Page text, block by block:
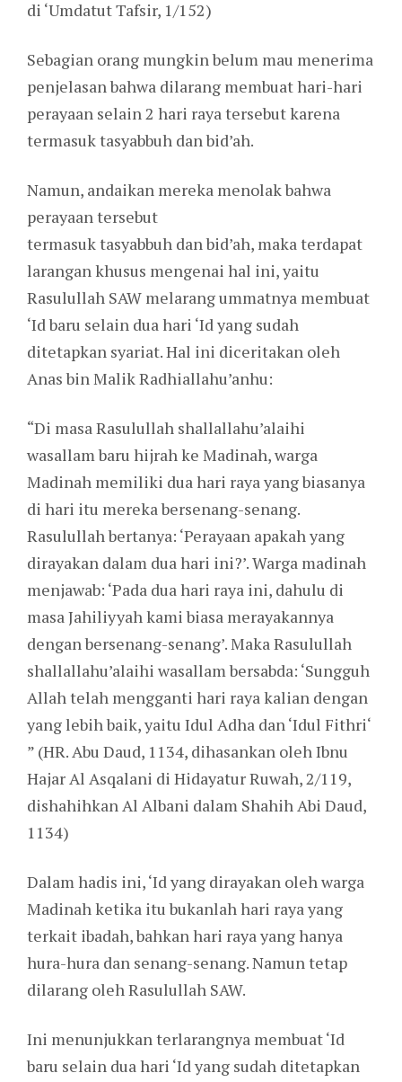
di ‘Umdatut Tafsir, 1/152)
Sebagian orang mungkin belum mau menerima
penjelasan bahwa dilarang membuat hari-hari
perayaan selain 2 hari raya tersebut karena
termasuk tasyabbuh dan bid’ah.
Namun, andaikan mereka menolak bahwa
perayaan tersebut
termasuk tasyabbuh dan bid’ah, maka terdapat
larangan khusus mengenai hal ini, yaitu
Rasulullah SAW melarang ummatnya membuat
‘Id baru selain dua hari ‘Id yang sudah
ditetapkan syariat. Hal ini diceritakan oleh
Anas bin Malik Radhiallahu’anhu:
“Di masa Rasulullah shallallahu’alaihi
wasallam baru hijrah ke Madinah, warga
Madinah memiliki dua hari raya yang biasanya
di hari itu mereka bersenang-senang.
Rasulullah bertanya: ‘Perayaan apakah yang
dirayakan dalam dua hari ini?’. Warga madinah
menjawab: ‘Pada dua hari raya ini, dahulu di
masa Jahiliyyah kami biasa merayakannya
dengan bersenang-senang’. Maka Rasulullah
shallallahu’alaihi wasallam bersabda: ‘Sungguh
Allah telah mengganti hari raya kalian dengan
yang lebih baik, yaitu Idul Adha dan ‘Idul Fithri‘
” (HR. Abu Daud, 1134, dihasankan oleh Ibnu
Hajar Al Asqalani di Hidayatur Ruwah, 2/119,
dishahihkan Al Albani dalam Shahih Abi Daud,
1134)
Dalam hadis ini, ‘Id yang dirayakan oleh warga
Madinah ketika itu bukanlah hari raya yang
terkait ibadah, bahkan hari raya yang hanya
hura-hura dan senang-senang. Namun tetap
dilarang oleh Rasulullah SAW.
Ini menunjukkan terlarangnya membuat ‘Id
baru selain dua hari ‘Id yang sudah ditetapkan